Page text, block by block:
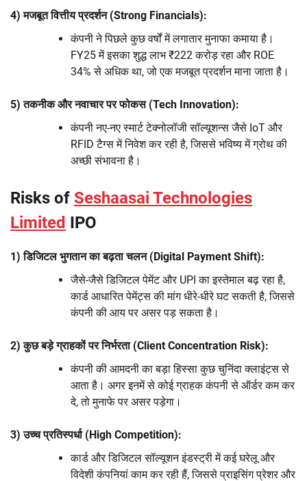
4) मजबूत वित्तीय प्रदर्शन (Strong Financials):
कंपनी ने पिछले कुछ वर्षों में लगातार मुनाफा कमाया है।
FY25 में इसका शुद्ध लाभ ₹222 करोड़ रहा और ROE
34% से अधिक था, जो एक मजबूत प्रदर्शन माना जाता है।
5) तकनीक और नवाचार पर फोकस (Tech Innovation):
कंपनी नए-नए स्मार्ट टेक्नोलॉजी सॉल्यूशन्स जैसे IoT और
RFID टैग्स में निवेश कर रही है, जिससे भविष्य में ग्रोथ की
अच्छी संभावना है।
Risks of Seshaasai Technologies
Limited IPO
1) डिजिटल भुगतान का बढ़ता चलन (Digital Payment Shift):
जैसे-जैसे डिजिटल पेमेंट और UPI का इस्तेमाल बढ़ रहा है,
कार्ड आधारित पेमेंट्स की मांग धीरे-धीरे घट सकती है, जिससे
कंपनी की आय पर असर पड़ सकता है।
2) कुछ बड़े ग्राहकों पर निर्भरता (Client Concentration Risk):
कंपनी की आमदनी का बड़ा हिस्सा कुछ चुनिंदा क्लाइंट्स से
आता है। अगर इनमें से कोई ग्राहक कंपनी से ऑर्डर कम कर
दे, तो मुनाफे पर असर पड़ेगा।
3) उच्च प्रतिस्पर्धा (High Competition):
कार्ड और डिजिटल सॉल्यूशन इंडस्ट्री में कई घरेलू और
विदेशी कंपनियां काम कर रही हैं, जिससे प्राइसिंग प्रेशर और